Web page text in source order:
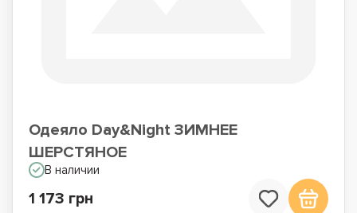
Одеяло Day&Night ЗИМНЕЕ
ШЕРСТЯНОЕ
В наличии
1 173 грн